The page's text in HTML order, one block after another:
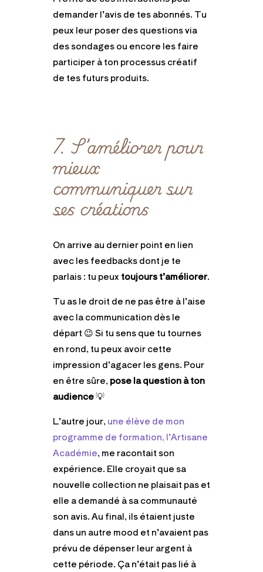
demander l’avis de tes abonnés. Tu
peux leur poser des questions via
des sondages ou encore les faire
participer à ton processus créatif
de tes futurs produits.
7. S’améliorer pour
mieux
communiquer sur
ses créations
On arrive au dernier point en lien
avec les feedbacks dont je te
parlais : tu peux toujours t’améliorer.
Tu as le droit de ne pas être à l’aise
avec la communication dès le
départ 😉 Si tu sens que tu tournes
en rond, tu peux avoir cette
impression d’agacer les gens. Pour
en être sûre, pose la question à ton
audience💡
L’autre jour, une élève de mon
programme de formation, l’Artisane
Académie, me racontait son
expérience. Elle croyait que sa
nouvelle collection ne plaisait pas et
elle a demandé à sa communauté
son avis. Au final, ils étaient juste
dans un autre mood et n’avaient pas
prévu de dépenser leur argent à
cette période. Ça n’était pas lié à